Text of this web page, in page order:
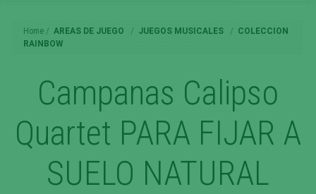
Home AREAS DE JUEGO JUEGOS MUSICALES
COLECCION
RAINBOW
Campanas Calipso
Quartet PARA FIJAR A
SUELO NATURAL